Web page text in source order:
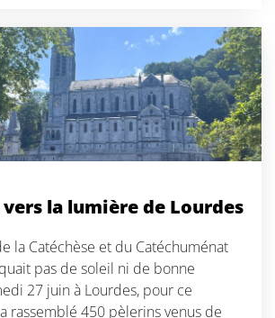
vers la lumière de Lourdes
la Catéchèse et du Catéchuménat
pas de soleil ni de bonne
27 juin à Lourdes, pour ce
rassemblé 450 pèlerins venus de